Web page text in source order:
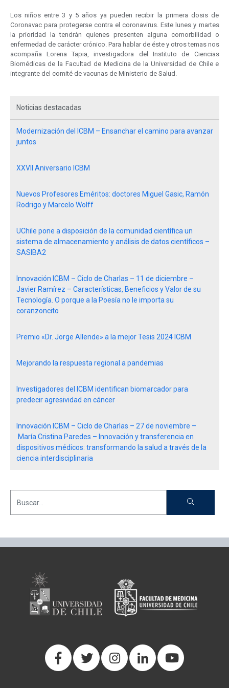
Los niños entre 3 y 5 años ya pueden recibir la primera dosis de
Coronavac para protegerse contra el coronavirus. Este lunes y martes
la prioridad la tendrán quienes presenten alguna comorbilidad o
enfermedad de carácter crónico. Para hablar de éste y otros temas nos
acompaña Lorena Tapia, investigadora del Instituto de Ciencias
Biomédicas de la Facultad de Medicina de la Universidad de Chile e
integrante del comité de vacunas de Ministerio de Salud.
Noticias destacadas
Modernización del ICBM – Ensanchar el camino para avanzar
juntos
XXVII Aniversario ICBM
Nuevos Profesores Eméritos: doctores Miguel Gasic, Ramón
Rodrigo y Marcelo Wolff
UChile pone a disposición de la comunidad científica un
sistema de almacenamiento y análisis de datos científicos –
SASIBA2
Innovación ICBM – Ciclo de Charlas – 11 de diciembre –
Javier Ramírez – Características, Beneficios y Valor de su
Tecnología. O porque a la Poesía no le importa su
coranzoncito
Premio «Dr. Jorge Allende» a la mejor Tesis 2024 ICBM
Mejorando la respuesta regional a pandemias
Investigadores del ICBM identifican biomarcador para
predecir agresividad en cáncer
Innovación ICBM – Ciclo de Charlas – 27 de noviembre –
María Cristina Paredes – Innovación y transferencia en
dispositivos médicos: transformando la salud a través de la
ciencia interdisciplinaria